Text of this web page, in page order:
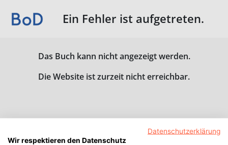
Ein Fehler ist aufgetreten.
Das Buch kann nicht angezeigt werden.
Die Website ist zurzeit nicht erreichbar.
Datenschutzerklärung
Wir respektieren den Datenschutz